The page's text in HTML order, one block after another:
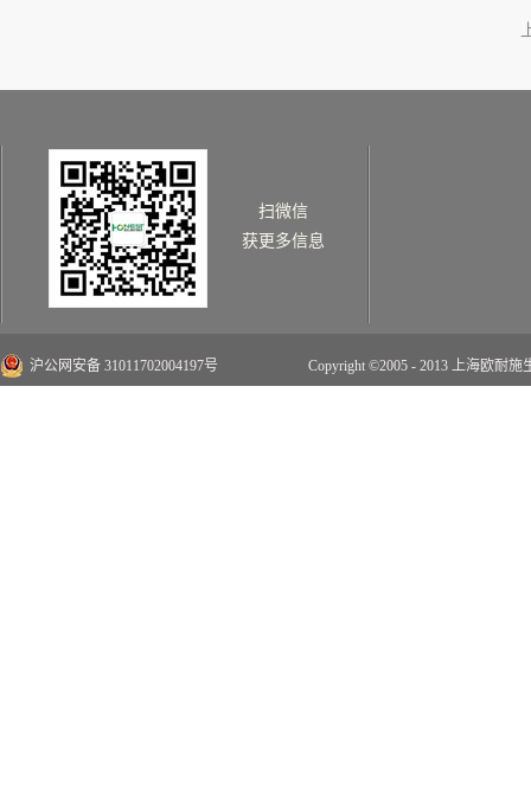
扫微信
获更多信息
沪公网安备 31011702004197号 Copyright ©2005 - 2013 上海欧耐施